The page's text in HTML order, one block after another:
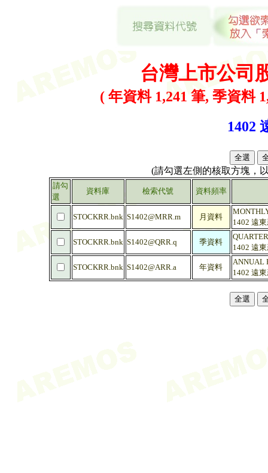
台灣上市公司
( 年資料 1,241 筆, 季資料
1402
(請勾選左側的核取方塊，
請勾
選
資料庫 檢索代號 資料頻率
STOCKRR.bnk S1402@MRR.m 月資料
1402 遠
STOCKRR.bnk S1402@QRR.q 季資料
1402 遠
STOCKRR.bnk S1402@ARR.a 年資料
ANNUAL
1402 遠